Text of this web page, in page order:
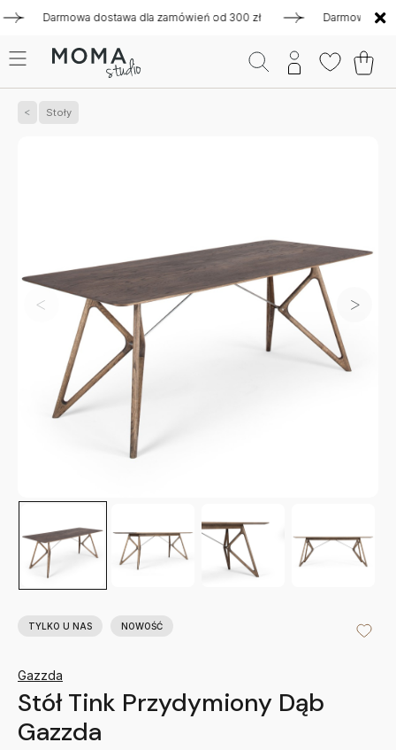
Darmowa dostawa dla zamówień od 300 zł Darmowa dostawa
Stoły
TYLKO U NAS NOWOŚĆ
Gazzda
Stół Tink Przydymiony Dąb
Gazzda